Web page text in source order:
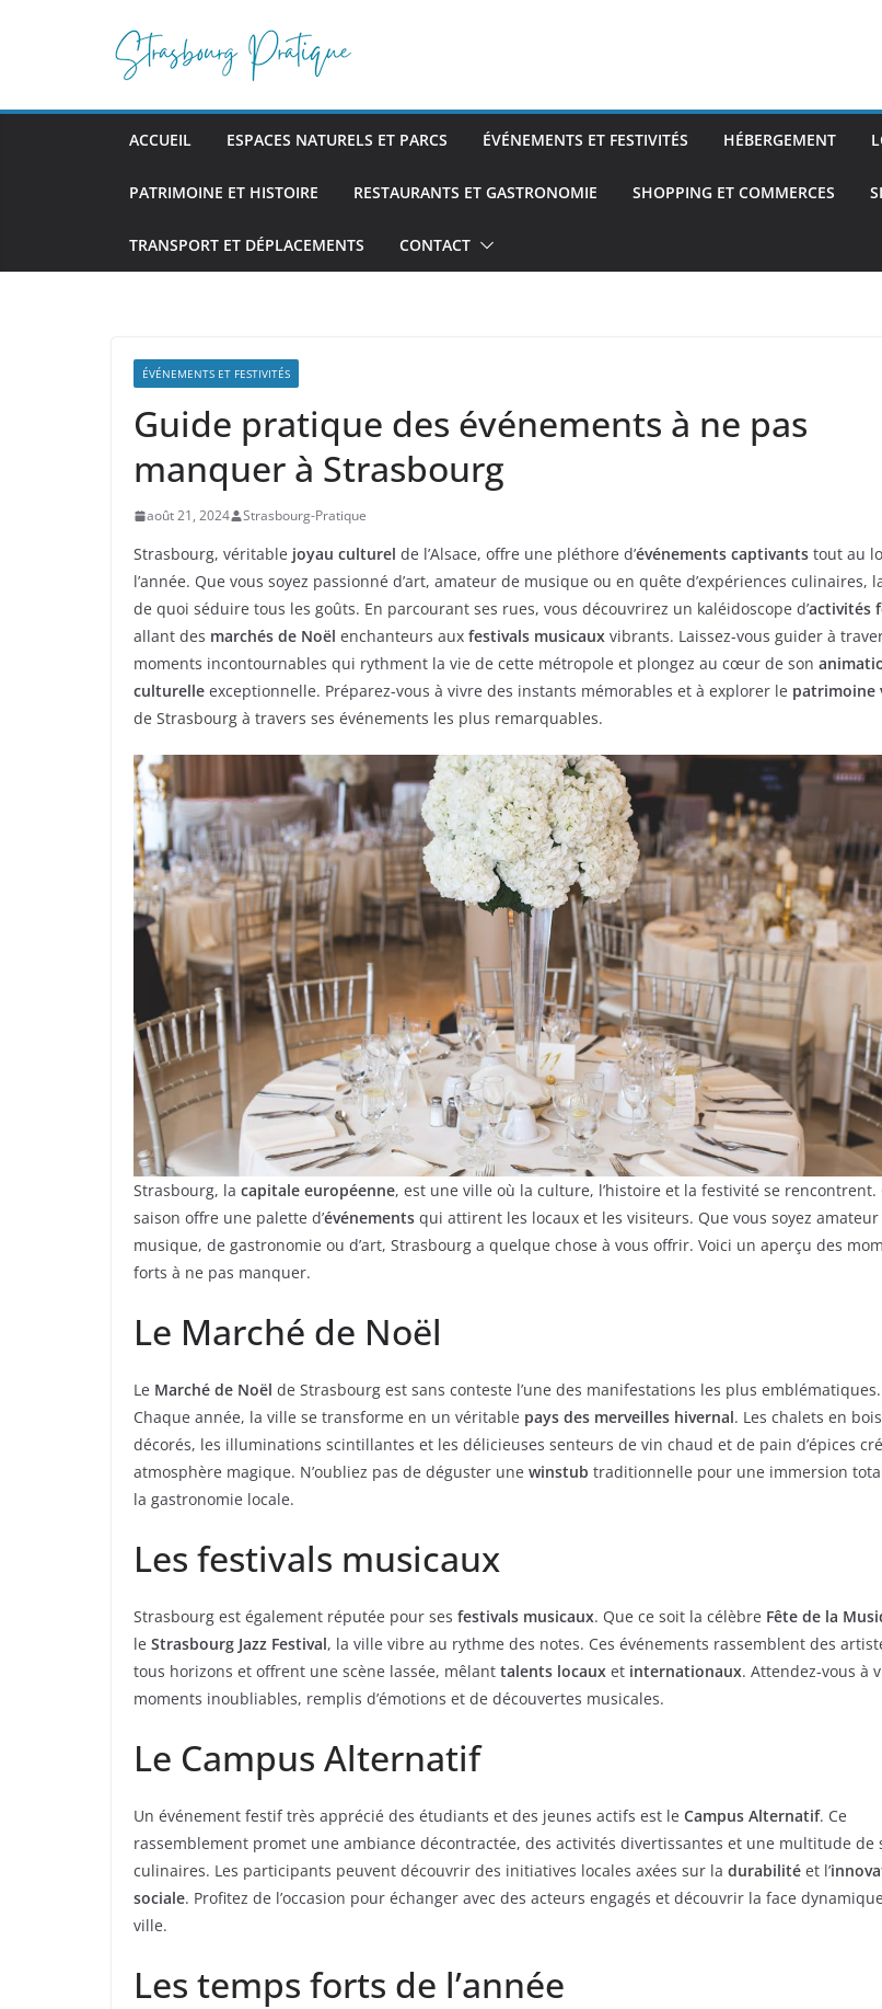
ACCUEIL ESPACES NATURELS ET PARCS ÉVÉNEMENTS ET FESTIVITÉS HÉBERGEMENT
PATRIMOINE ET HISTOIRE RESTAURANTS ET GASTRONOMIE SHOPPING ET COMMERCES
TRANSPORT ET DÉPLACEMENTS CONTACT
ÉVÉNEMENTS ET FESTIVITÉS
Guide pratique des événements à ne pas
manquer à Strasbourg
août 21, 2024 Strasbourg-Pratique
Strasbourg, véritable joyau culturel de l’Alsace, offre une pléthore d’événements captivants tout au
l’année. Que vous soyez passionné d’art, amateur de musique ou en quête d’expériences culinaires,
de quoi séduire tous les goûts. En parcourant ses rues, vous découvrirez un kaléidoscope d’activités
allant des marchés de Noël enchanteurs aux festivals musicaux vibrants. Laissez-vous guider à
moments incontournables qui rythment la vie de cette métropole et plongez au cœur de son
culturelle exceptionnelle. Préparez-vous à vivre des instants mémorables et à explorer le patrimoine
de Strasbourg à travers ses événements les plus remarquables.
Strasbourg, la capitale européenne, est une ville où la culture, l’histoire et la festivité se rencontrent.
saison offre une palette d’événements qui attirent les locaux et les visiteurs. Que vous soyez amateur
musique, de gastronomie ou d’art, Strasbourg a quelque chose à vous offrir. Voici un aperçu des
forts à ne pas manquer.
Le Marché de Noël
Le Marché de Noël de Strasbourg est sans conteste l’une des manifestations les plus emblématiques.
Chaque année, la ville se transforme en un véritable pays des merveilles hivernal. Les chalets en bois
décorés, les illuminations scintillantes et les délicieuses senteurs de vin chaud et de pain d’épices
atmosphère magique. N’oubliez pas de déguster une winstub traditionnelle pour une immersion
la gastronomie locale.
Les festivals musicaux
Strasbourg est également réputée pour ses festivals musicaux. Que ce soit la célèbre Fête de la
le Strasbourg Jazz Festival, la ville vibre au rythme des notes. Ces événements rassemblent des
tous horizons et offrent une scène lassée, mêlant talents locaux et internationaux. Attendez-vous à
moments inoubliables, remplis d’émotions et de découvertes musicales.
Le Campus Alternatif
Un événement festif très apprécié des étudiants et des jeunes actifs est le Campus Alternatif. Ce
rassemblement promet une ambiance décontractée, des activités divertissantes et une multitude de
culinaires. Les participants peuvent découvrir des initiatives locales axées sur la durabilité et l’
sociale. Profitez de l’occasion pour échanger avec des acteurs engagés et découvrir la face
ville.
Les temps forts de l’année